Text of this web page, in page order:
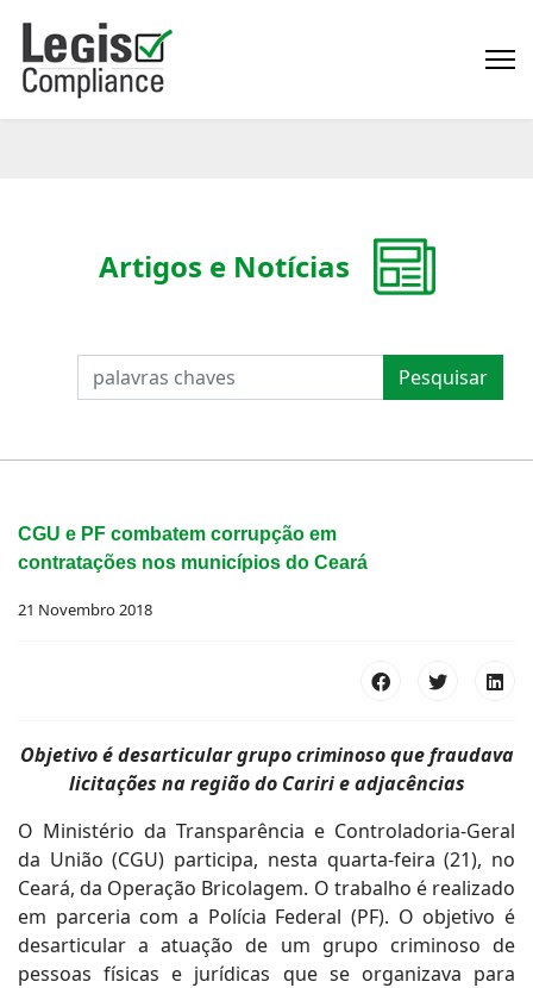
PESQUISAR Pesquisar
Artigos e Notícias
CGU e PF combatem corrupção em
contratações nos municípios do Ceará
21 Novembro 2018
Objetivo é desarticular grupo criminoso que fraudava
licitações na região do Cariri e adjacências
O Ministério da Transparência e Controladoria-Geral
da União (CGU) participa, nesta quarta-feira (21), no
Ceará, da Operação Bricolagem. O trabalho é realizado
em parceria com a Polícia Federal (PF). O objetivo é
desarticular a atuação de um grupo criminoso de
pessoas físicas e jurídicas que se organizava para